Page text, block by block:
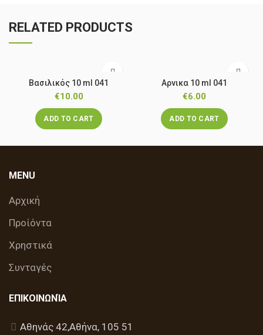
RELATED PRODUCTS
Βασιλικός 10 ml 041
€10.00
ADD TO CART
Αρνικα 10 ml 041
€6.00
ADD TO CART
MENU
Αρχική
Προίόντα
Χρηστικά
Συνταγές
ΕΠΙΚΟΙΝΩΝΊΑ
Αθηνάς 42,Αθήνα, 105 51